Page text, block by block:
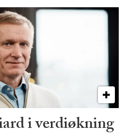
i verdiøkning